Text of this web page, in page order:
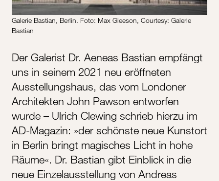
Galerie Bastian, Berlin. Foto: Max Gleeson, Courtesy: Galerie
Bastian
Der Galerist Dr. Aeneas Bastian empfängt
uns in seinem 2021 neu eröffneten
Ausstellungshaus, das vom Londoner
Architekten John Pawson entworfen
wurde – Ulrich Clewing schrieb hierzu im
AD-Magazin: »der schönste neue Kunstort
in Berlin bringt magisches Licht in hohe
Räume«. Dr. Bastian gibt Einblick in die
neue Einzelausstellung von Andreas